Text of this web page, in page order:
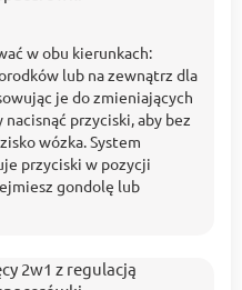
w obu kierunkach:
lub na zewnątrz dla
je do zmieniających
przyciski, aby bez
wózka. System
przyciski w pozycji
gondolę lub